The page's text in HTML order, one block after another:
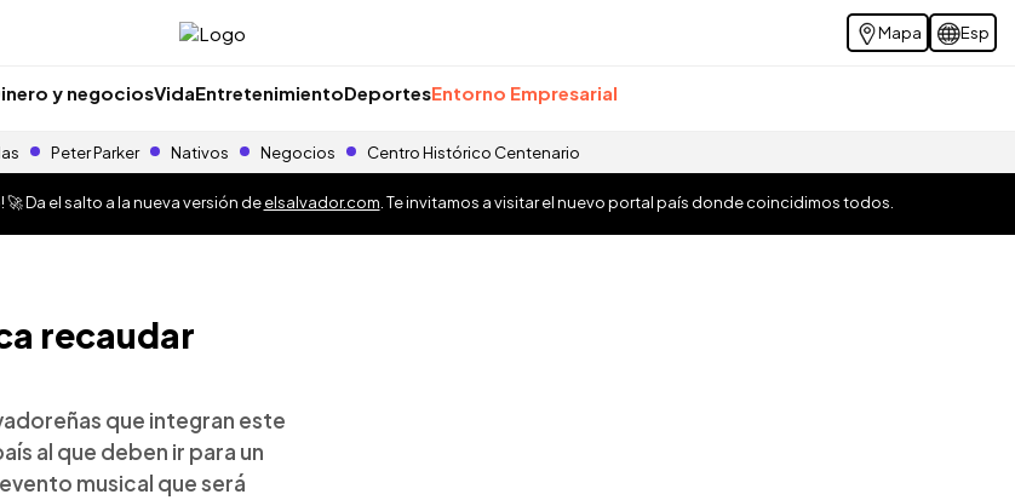
Mapa Esp
y negociosVidaEntretenimientoDeportesEntorno Empresarial
Peter Parker Nativos Negocios Centro Histórico Centenario
Da el salto a la nueva versión deelsalvador.com . Te invitamos a visitar el nuevo portal país donde coincidimos todos.
recaudar
que integran este
al que deben ir para un
musical que será